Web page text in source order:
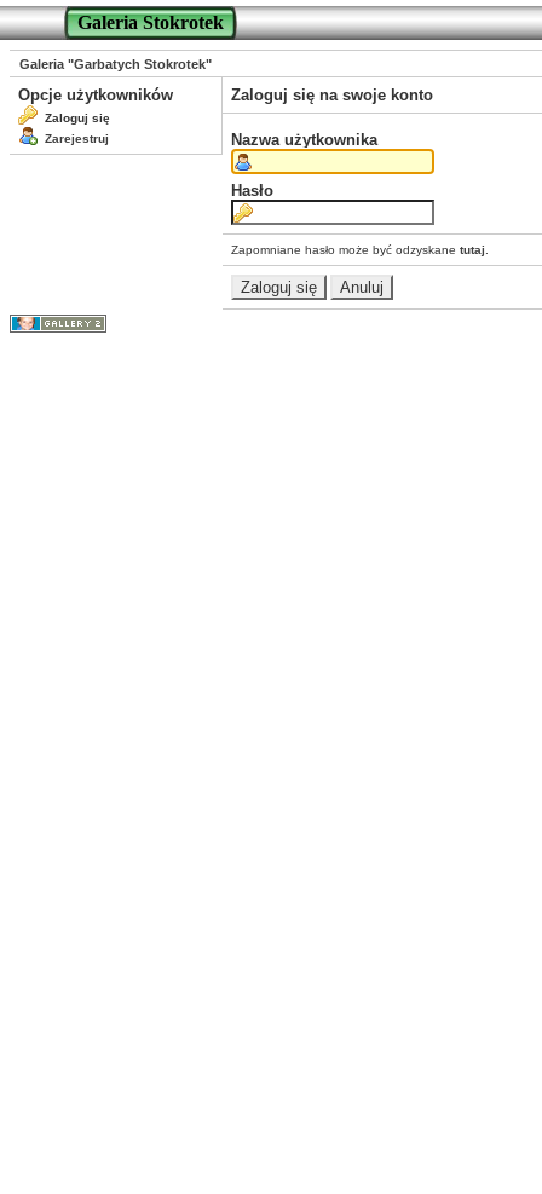
Galeria Stokrotek
Galeria "Garbatych Stokrotek"
Opcje użytkowników
Zaloguj się
Zarejestruj
Zaloguj się na swoje konto
Nazwa użytkownika
Hasło
Zapomniane hasło może być odzyskane tutaj